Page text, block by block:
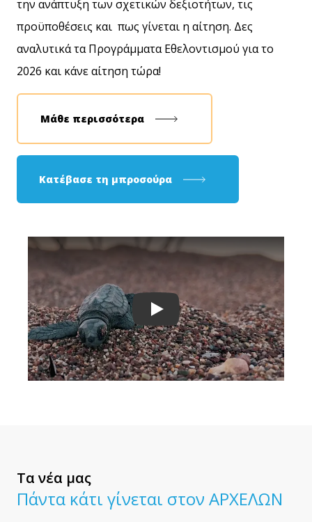
την ανάπτυξη των σχετικών δεξιοτήτων, τις
προϋποθέσεις και πως γίνεται η αίτηση. Δες
αναλυτικά τα Προγράμματα Εθελοντισμού για το
2026 και κάνε αίτηση τώρα!
Μάθε περισσότερα
Κατέβασε τη μπροσούρα
Play
Τα νέα μας
Πάντα κάτι γίνεται στον ΑΡΧΕΛΩΝ